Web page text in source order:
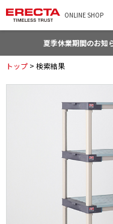
ONLINE SHOP
夏季休業期間のお知
トップ > 検索結果